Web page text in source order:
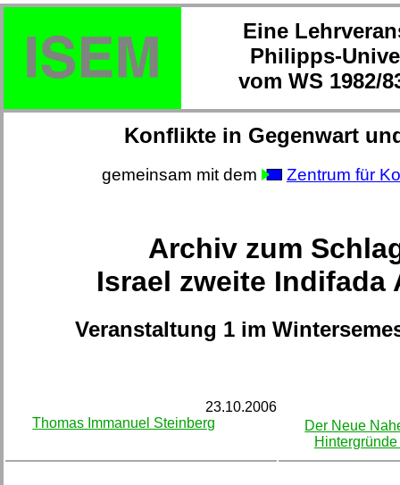
Eine
Philipps-
vom WS 1982/
Konflikte in Gegenwart
gemeinsam mit dem Zentrum für
Archiv zum
Israel zweite Indifada
Veranstaltung 1 im
23.10.2006
Thomas Immanuel Steinberg
Der Neue